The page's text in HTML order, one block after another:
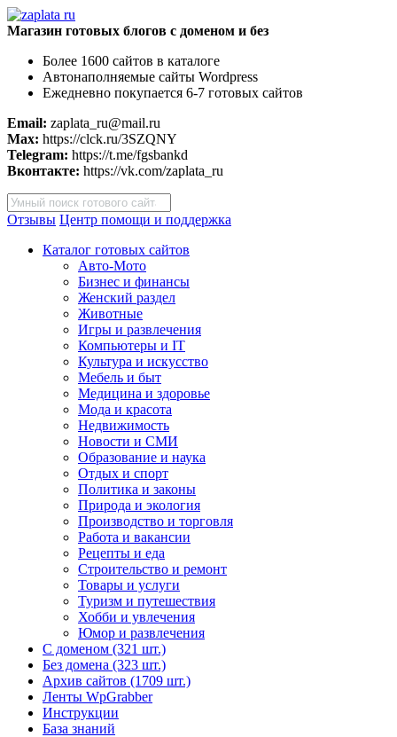
Магазин готовых блогов с доменом и без
Более 1600 сайтов в каталоге
Автонаполняемые сайты Wordpress
Ежедневно покупается 6-7 готовых сайтов
Email: zaplata_ru@mail.ru
Max: https://clck.ru/3SZQNY
Telegram: https://t.me/fgsbankd
Вконтакте: https://vk.com/zaplata_ru
Поиск
товаров
Отзывы Центр помощи и поддержка
Каталог готовых сайтов
Авто-Мото
Бизнес и финансы
Женский раздел
Животные
Игры и развлечения
Компьютеры и IT
Культура и искусство
Мебель и быт
Медицина и здоровье
Мода и красота
Недвижимость
Новости и СМИ
Образование и наука
Отдых и спорт
Политика и законы
Природа и экология
Производство и торговля
Работа и вакансии
Рецепты и еда
Строительство и ремонт
Товары и услуги
Туризм и путешествия
Хобби и увлечения
Юмор и развлечения
С доменом (321 шт.)
Без домена (323 шт.)
Архив сайтов (1709 шт.)
Ленты WpGrabber
Инструкции
База знаний